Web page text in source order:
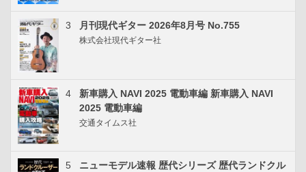
3 月刊現代ギター 2026年8月号 No.755
株式会社現代ギター社
4
新車購入 NAVI 2025 電動車編 新車購入 NAVI
2025 電動車編
交通タイムス社
5
ニューモデル速報 歴代シリーズ 歴代ランドクル